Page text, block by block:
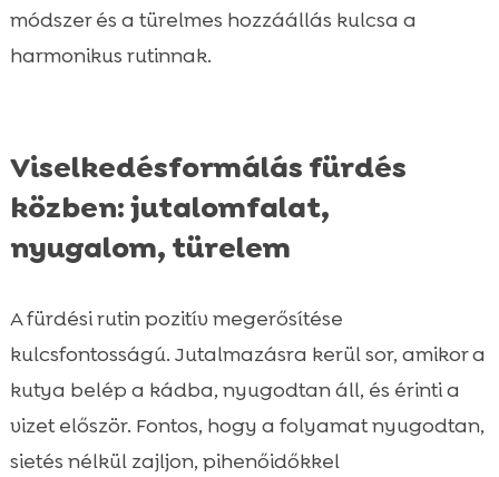
módszer és a türelmes hozzáállás kulcsa a
harmonikus rutinnak.
Viselkedésformálás fürdés
közben: jutalomfalat,
nyugalom, türelem
A fürdési rutin pozitív megerősítése
kulcsfontosságú. Jutalmazásra kerül sor, amikor a
kutya belép a kádba, nyugodtan áll, és érinti a
vizet először. Fontos, hogy a folyamat nyugodtan,
sietés nélkül zajljon, pihenőidőkkel